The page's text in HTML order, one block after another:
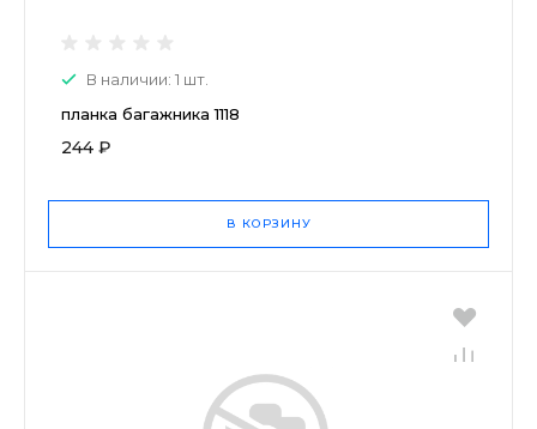
В наличии: 1 шт.
планка багажника 1118
244 ₽
В КОРЗИНУ